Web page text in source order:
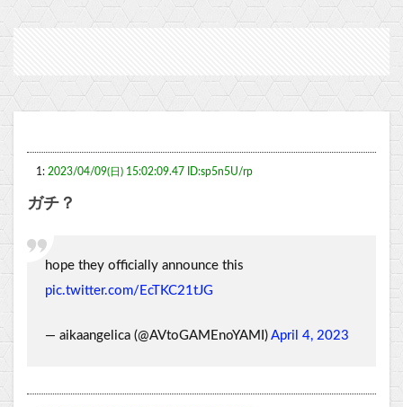
1: 2023/04/09(日) 15:02:09.47 ID:sp5n5U/rp
ガチ？
hope they officially announce this
pic.twitter.com/EcTKC21tJG
— aikaangelica (@AVtoGAMEnoYAMI) April 4, 2023